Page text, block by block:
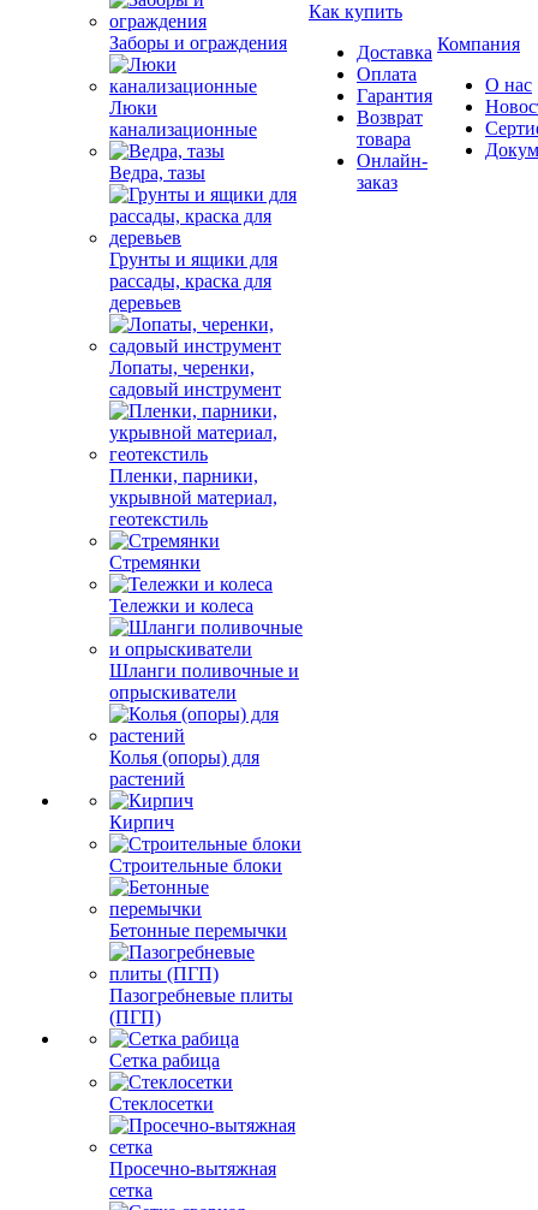
Заборы и ограждения
Люки
канализационные
Ведра, тазы
Грунты и ящики для
рассады, краска для
деревьев
Лопаты, черенки,
садовый инструмент
Пленки, парники,
укрывной материал,
геотекстиль
Стремянки
Тележки и колеса
Шланги поливочные и
опрыскиватели
Колья (опоры) для
растений
Кирпич
Строительные блоки
Бетонные перемычки
Пазогребневые плиты
(ПГП)
Сетка рабица
Стеклосетки
Просечно-вытяжная
сетка
Как купить
Доставка
Оплата
Гарантия
Возврат
товара
Онлайн-
заказ
Компания
О нас